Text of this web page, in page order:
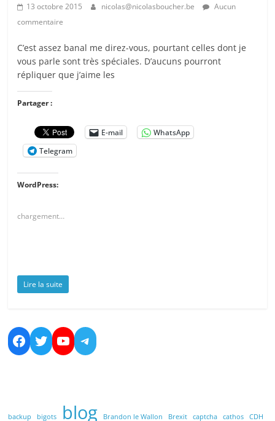
13 octobre 2015 nicolas@nicolasboucher.be
Aucun
commentaire
C’est assez banal me direz-vous, pourtant celles dont je
vous parle sont très spéciales. D’aucuns pourront
répliquer que j’aime les
Partager :
E-mail
WhatsApp
Telegram
WordPress:
chargement…
Lire la suite
Facebook
Twitter
YouTubeTelegram
backup bigots blog Brandon le Wallon Brexit captcha cathos CDH